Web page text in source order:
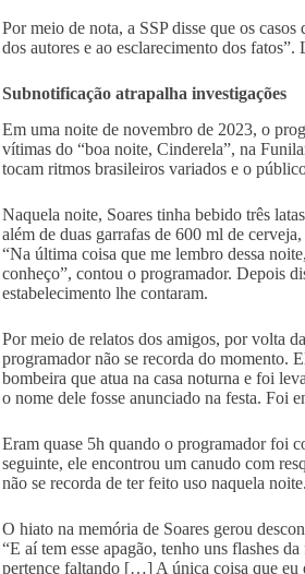
Por meio de nota, a SSP disse que os
dos autores e ao esclarecimento dos fatos”.
Subnotificação atrapalha investigações
Em uma noite de novembro de 2023, o
vítimas do “boa noite, Cinderela”, na
tocam ritmos brasileiros variados e o
Naquela noite, Soares tinha bebido três
além de duas garrafas de 600 ml de
“Na última coisa que me lembro dessa
conheço”, contou o programador. Depois
estabelecimento lhe contaram.
Por meio de relatos dos amigos, por volta
programador não se recorda do momento.
bombeira que atua na casa noturna e foi
o nome dele fosse anunciado na festa. Foi
Eram quase 5h quando o programador foi
seguinte, ele encontrou um canudo com
não se recorda de ter feito uso naquela noite.
O hiato na memória de Soares gerou
“E aí tem esse apagão, tenho uns flashes
pertence faltando […] A única coisa que eu